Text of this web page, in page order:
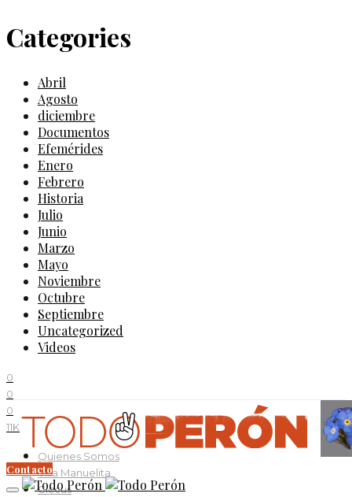
Categories
Abril
Agosto
diciembre
Documentos
Efemérides
Enero
Febrero
Historia
Julio
Junio
Marzo
Mayo
Noviembre
Octubre
Septiembre
Uncategorized
Videos
0
0
0
11K
Quienes Somos
Villa Manuelita
Ciccus
Contacto